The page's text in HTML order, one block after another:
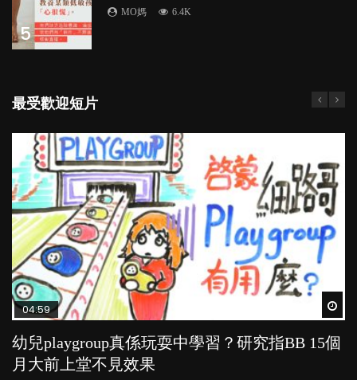
5
MO媽 6.4K
最受歡迎短片
04:59
幼兒playgroup真係玩耍中學習？研究指BB 15個
月大前上堂不見效果
03:39
幼稚園遊戲課 如何刺激幼兒自發學習取代獎勵
與懲罰？
03:02
老公患產後憂鬱症對BB的影響
POPA編輯部 15.9K
04:18
凡事以BB為中心，就係好爸媽？｜別忽視父母
的身心虛耗
04:06
全職好？在職好？｜全職媽媽與在職媽媽的壓
力與價值